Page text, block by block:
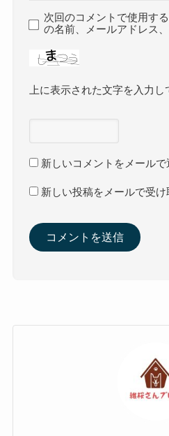
次回のコメントで使用す
の名前、メールアドレス
上に表示された文字を入力し
新しいコメントをメールで
新しい投稿をメールで受け